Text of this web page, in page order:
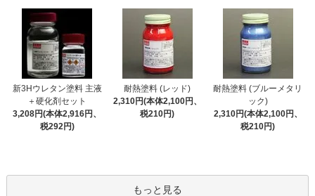
新3Hウレタン塗料 主液
＋硬化剤セット
3,208円(本体2,916円、
税292円)
耐熱塗料 (レッド)
2,310円(本体2,100円、
税210円)
耐熱塗料 (ブルーメタリ
ック)
2,310円(本体2,100円、
税210円)
もっと見る